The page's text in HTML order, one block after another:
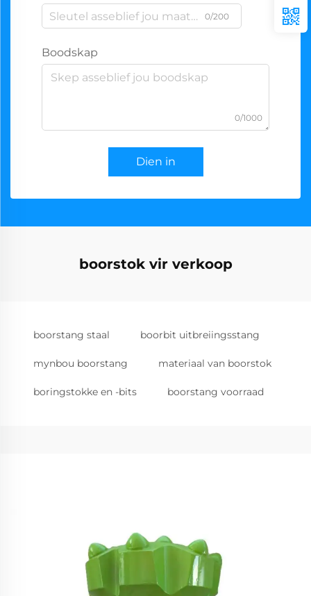
0/200
Boodskap
0/1000
Dien in
boorstok vir verkoop
boorstang staal boorbit uitbreiingsstang
mynbou boorstang materiaal van boorstok
boringstokke en -bits boorstang voorraad